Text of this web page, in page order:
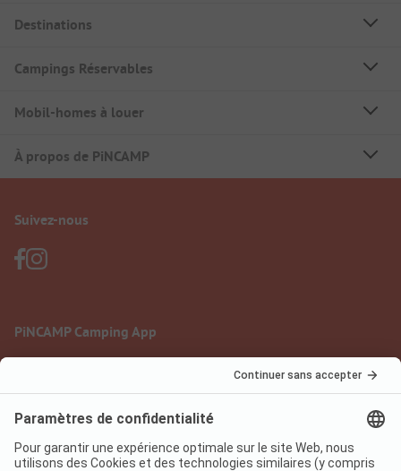
Destinations
Campings Réservables
Mobil-homes à louer
À propos de PiNCAMP
Suivez-nous
PiNCAMP Camping App